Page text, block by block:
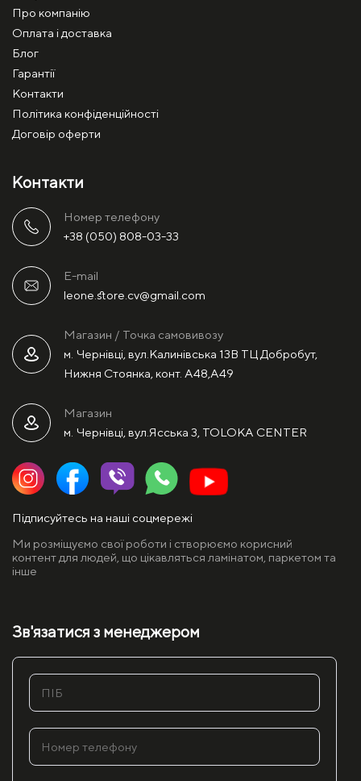
Про компанію
Оплата і доставка
Блог
Гарантії
Контакти
Політика конфіденційності
Договір оферти
Контакти
Номер телефону
+38 (050) 808-03-33
E-mail
leone.store.cv@gmail.com
Магазин / Точка самовивозу
м. Чернівці, вул.Калинівська 13В ТЦ Добробут,
Нижня Стоянка, конт. А48,А49
Магазин
м. Чернівці, вул.Ясська 3, TOLOKA CENTER
Підписуйтесь на наші соцмережі
Ми розміщуємо свої роботи і створюємо корисний
контент для людей, що цікавляться ламінатом, паркетом та
інше
Зв'язатися з менеджером